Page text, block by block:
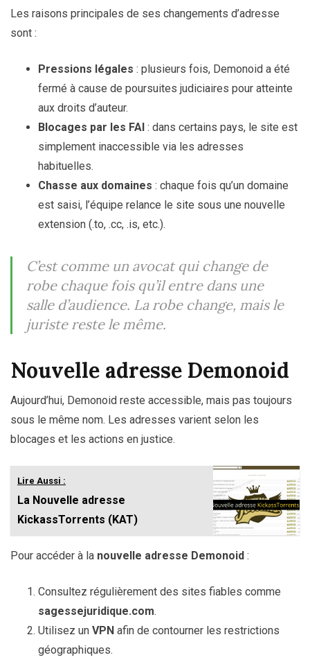
Les raisons principales de ses changements d’adresse
sont :
Pressions légales : plusieurs fois, Demonoid a été
fermé à cause de poursuites judiciaires pour atteinte
aux droits d’auteur.
Blocages par les FAI : dans certains pays, le site est
simplement inaccessible via les adresses
habituelles.
Chasse aux domaines : chaque fois qu’un domaine
est saisi, l’équipe relance le site sous une nouvelle
extension (.to, .cc, .is, etc.).
C’est comme un avocat qui change de
robe chaque fois qu’il entre dans une
salle d’audience. La robe change, mais le
juriste reste le même.
Nouvelle adresse Demonoid
Aujourd’hui, Demonoid reste accessible, mais pas toujours
sous le même nom. Les adresses varient selon les
blocages et les actions en justice.
Lire Aussi :
La Nouvelle adresse
KickassTorrents (KAT)
Pour accéder à la nouvelle adresse Demonoid :
Consultez régulièrement des sites fiables comme
sagessejuridique.com.
Utilisez un VPN afin de contourner les restrictions
géographiques.